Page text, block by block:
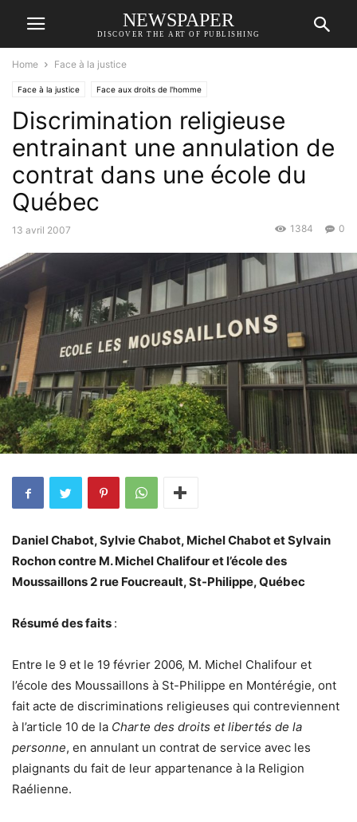
NEWSPAPER
DISCOVER THE ART OF PUBLISHING
Home Face à la justice
Face à la justice Face aux droits de l'homme
Discrimination religieuse
entrainant une annulation de
contrat dans une école du
Québec
13 avril 2007 0
1384
Daniel Chabot, Sylvie Chabot, Michel Chabot et Sylvain
Rochon contre M. Michel Chalifour et l’école des
Moussaillons 2 rue Foucreault, St-Philippe, Québec
Résumé des faits :
Entre le 9 et le 19 février 2006, M. Michel Chalifour et
l’école des Moussaillons à St-Philippe en Montérégie, ont
fait acte de discriminations religieuses qui contreviennent
à l’article 10 de la Charte des droits et libertés de la
personne, en annulant un contrat de service avec les
plaignants du fait de leur appartenance à la Religion
Raélienne.